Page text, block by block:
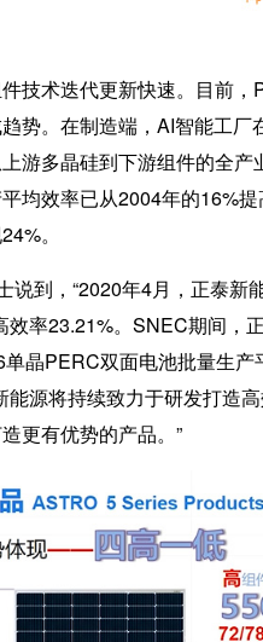
技术迭代更新快速。目前
势。在制造端，AI智能工
游多晶硅到下游组件的全
均效率已从2004年的16%
。
说到，“2020年4月，正泰
率23.21%。SNEC期间，
晶PERC双面电池批量生
能源将持续致力于研发打造
更有优势的产品。”